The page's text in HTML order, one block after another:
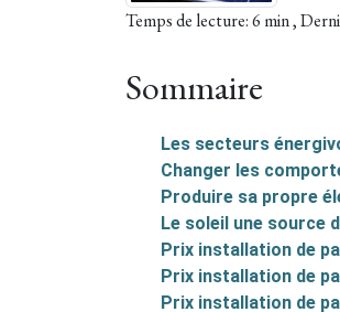
Temps de lecture: 6 min ,
Sommaire
Les secteurs
Changer les
Produire sa propre
Le soleil une source
Prix installation de
Prix installation de
Prix installation de